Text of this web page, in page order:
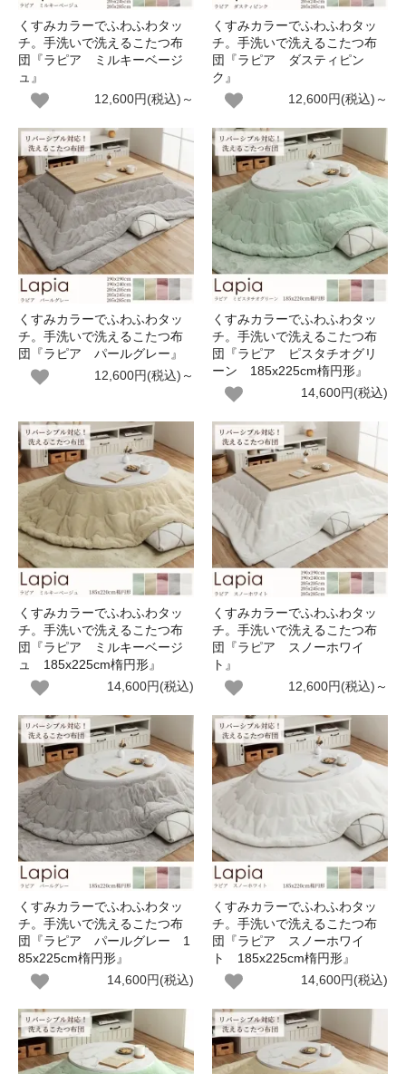
くすみカラーでふわふわタッ
チ。手洗いで洗えるこたつ布
団『ラピア ミルキーベージ
ュ』
12,600円(税込)～
くすみカラーでふわふわタッ
チ。手洗いで洗えるこたつ布
団『ラピア ダスティピン
ク』
12,600円(税込)～
くすみカラーでふわふわタッ
チ。手洗いで洗えるこたつ布
団『ラピア パールグレー』
12,600円(税込)～
くすみカラーでふわふわタッ
チ。手洗いで洗えるこたつ布
団『ラピア ピスタチオグリ
ーン 185x225cm楕円形』
14,600円(税込)
くすみカラーでふわふわタッ
チ。手洗いで洗えるこたつ布
団『ラピア ミルキーベージ
ュ 185x225cm楕円形』
14,600円(税込)
くすみカラーでふわふわタッ
チ。手洗いで洗えるこたつ布
団『ラピア スノーホワイ
ト』
12,600円(税込)～
くすみカラーでふわふわタッ
チ。手洗いで洗えるこたつ布
団『ラピア パールグレー 1
85x225cm楕円形』
14,600円(税込)
くすみカラーでふわふわタッ
チ。手洗いで洗えるこたつ布
団『ラピア スノーホワイ
ト 185x225cm楕円形』
14,600円(税込)